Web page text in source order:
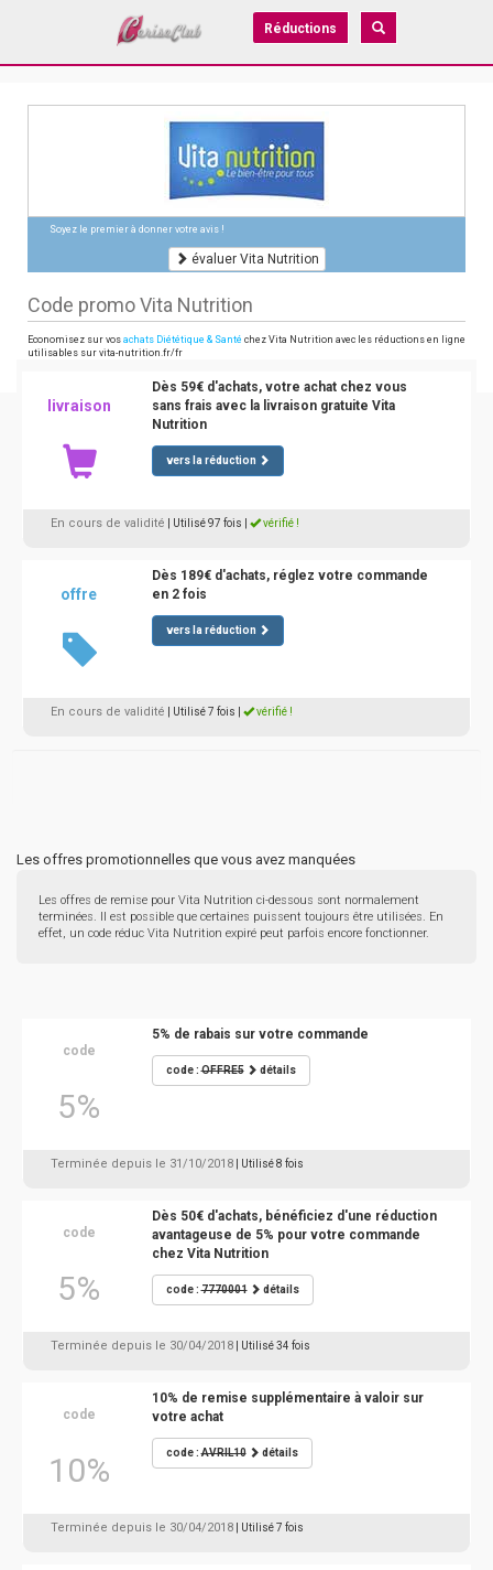
Réductions
Soyez le premier à donner votre avis !
évaluer Vita Nutrition
Code promo Vita Nutrition
Economisez sur vos achats Diététique & Santé chez Vita Nutrition avec les réductions en ligne
utilisables sur vita-nutrition.fr/fr
livraison
Dès 59€ d'achats, votre achat chez vous
sans frais avec la livraison gratuite Vita
Nutrition
vers la réduction
En cours de validité | Utilisé 97 fois vérifié !
offre
Dès 189€ d'achats, réglez votre commande
en 2 fois
vers la réduction
En cours de validité | Utilisé 7 fois vérifié !
Les offres promotionnelles que vous avez manquées
Les offres de remise pour Vita Nutrition ci-dessous sont normalement
terminées. Il est possible que certaines puissent toujours être utilisées. En
effet, un code réduc Vita Nutrition expiré peut parfois encore fonctionner.
code
5%
5% de rabais sur votre commande
code :OFFRE5 détails
Terminée depuis le 31/10/2018 | Utilisé 8 fois
code
5%
Dès 50€ d'achats, bénéficiez d'une réduction
avantageuse de 5% pour votre commande
chez Vita Nutrition
code :7770001 détails
Terminée depuis le 30/04/2018 | Utilisé 34 fois
code
10%
10% de remise supplémentaire à valoir sur
votre achat
code :AVRIL10 détails
Terminée depuis le 30/04/2018 | Utilisé 7 fois